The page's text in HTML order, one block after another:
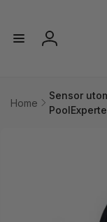
innehåll
Logga
Home
Sensor